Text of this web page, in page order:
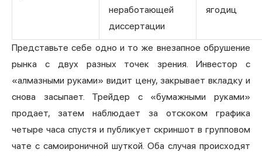
неработающей
диссертации
ягодиц
Представьте себе одно и то же внезапное обрушение
рынка с двух разных точек зрения. Инвестор с
«алмазными руками» видит цену, закрывает вкладку и
снова засыпает. Трейдер с «бумажными руками»
продает, затем наблюдает за отскоком графика
четыре часа спустя и публикует скриншот в групповом
чате с самоироничной шуткой. Оба случая происходят